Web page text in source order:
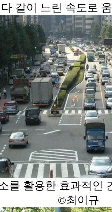
다 같이 느린 속도로
를 활용한 효과적인
©최이규